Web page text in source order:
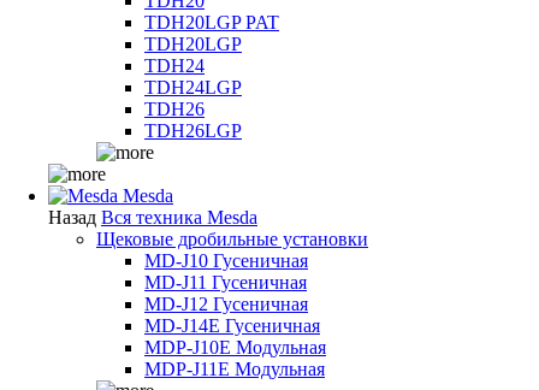
TDH20LGP PAT
TDH20LGP
TDH24
TDH24LGP
TDH26
TDH26LGP
Mesda
Назад Вся техника Mesda
Щековые дробильные установки
MD-J10 Гусеничная
MD-J11 Гусеничная
MD-J12 Гусеничная
MD-J14E Гусеничная
MDP-J10E Модульная
MDP-J11E Модульная